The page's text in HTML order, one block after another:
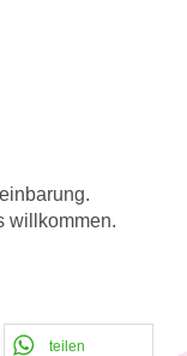
willkommen.
teilen